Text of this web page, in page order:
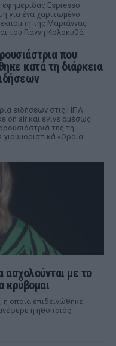
εφημερίδας Espresso
για ένα χαριτωμένο
της Μαριάννας
του Γιάννη Κολοκυθά
που
κατά τη διάρκεια
ειδήσεων στις ΗΠΑ
on air και έγινε αμέσως
της τη
χιουμοριστικά «Ωραία
με το
κρύβομαι
οποία επιδεινώθηκε
η ηθοποιός